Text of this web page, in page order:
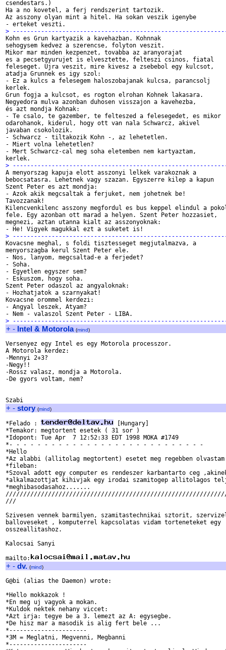
csendestars.)
Ha a no kovetel, a ferj rendszerint tartozik.
Az asszony olyan mint a hitel. Ha sokan veszik igenybe
>
Kohn es Grun kartyazik a kavehazban. Kohnnak
sehogysem kedvez a szerencse, folyton veszit.
Mikor mar minden kezpenzet, tovabba az aranyorajat
es a pecsetgyurujet is elvesztette, felteszi csinos, fiatal
feleseget. Ujra veszit, mire kivesz a zsebebol egy kulcsot,
atadja Grunnek es igy szol:
- Ez a kulcs a felesegem haloszobajanak kulcsa, parancsolj
kerlek.
Grun fogja a kulcsot, es rogton elrohan Kohnek lakasara.
Negyedora mulva azonban duhosen visszajon a kavehezba,
és azt mondja Kohnak:
- Te csalo, te gazember, te felteszed a felesegedet, es mikor
odarohanok, kiderul, hogy ott van nala Schwarcz, akivel
javaban csokolozik.
- Schwarcz - tiltakozik Kohn -, az lehetetlen.
- Miert volna lehetetlen?
- Mert Schwarcz-cal meg soha eletemben nem kartyaztam,
>
A menyorszag kapuja elott asszonyi lelkek varakoznak a
bebocsatasra. Lehetnek vagy szazan. Egyszerre kilep a kapun
Szent Peter es azt mondja:
- Azok akik megcsaltak a ferjuket, nem johetnek be!
Tavozzanak!
Kilencvenkilenc asszony megfordul es bus keppel elindul a
fele. Egy azonban ott marad a helyen. Szent Peter hozzasiet,
megnezi, aztan utanna kialt az asszonyoknak:
>
Kovacsne meghal, s foldi tisztesseget megjutalmazva, a
menyorszagba kerul Szent Peter ele.
- Nos, lanyom, megcsaltad-e a ferjedet?
- Soha.
- Egyetlen egyszer sem?
- Eskuszom, hogy soha.
Szent Peter odaszol az angyaloknak:
- Hozhatjatok a szarnyakat!
Kovacsne orommel kerdezi:
- Angyal leszek, Atyam?
>
+ - Intel & Motorola (mind)
Versenyez egy Intel es egy Motorola processzor.
A Motorola kerdez:
-Mennyi 2+3?
-Negy!!
-Rossz valasz, mondja a Motorola.
-De gyors voltam, nem?
+ - story (mind)
*Felado :
[Hungary]
*Temakor: megtortent esetek ( 31 sor )
*Idopont: Tue Apr  7 12:52:33 EDT 1998 MOKA #1749
*- - - - - - - - - - - - - - - - - - - - - - - - - - - -
*Hello
*Az alabbi (allitolag megtortent) esetet meg regebben
*fileban:
*Szoval adott egy computer es rendeszer karbantarto ceg
*alkalmazottjat kihivjak egy irodai szamitogep allitolagos
*meghibasodasahoz.......
///
Szivesen vennek barmilyen, szamitastechnikai sztorit,
balloveseket , komputerrel kapcsolatas vidam torteneteket egy
osszeallitashoz.
Kalocsai Sanyi
mailto:
+ - dv. (mind)
G@bi (alias the Daemon) wrote:
*Hello mokkazok !
*En meg uj vagyok a mokan.
*Kuldok nektek nehany viccet:
*Azt irja: tegye be a 3. lemezt az A: egysegbe.
*De hisz mar a masodik is alig fert bele ...
*----------------------
*3M = Meglatni, Megvenni, Megbanni
*----------------------